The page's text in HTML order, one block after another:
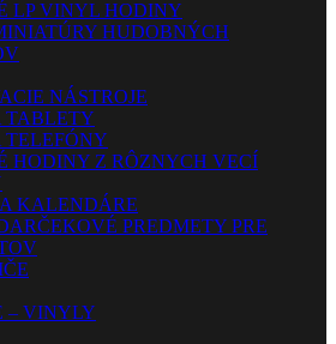
LP VINYL HODINY
HUDOBNÝCH
NÁSTROJE
TABLETY
HODINY Z RÔZNYCH VECÍ
KALENDÁRE
PREDMETY PRE
– VINYLY